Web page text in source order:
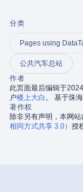
分类
Pages using
公共汽车总站
作者
此页面最后编辑于
户楼上大白 。 基于珠
著作权
除非另有声明，本网站
相同方式共享 3.0） 授